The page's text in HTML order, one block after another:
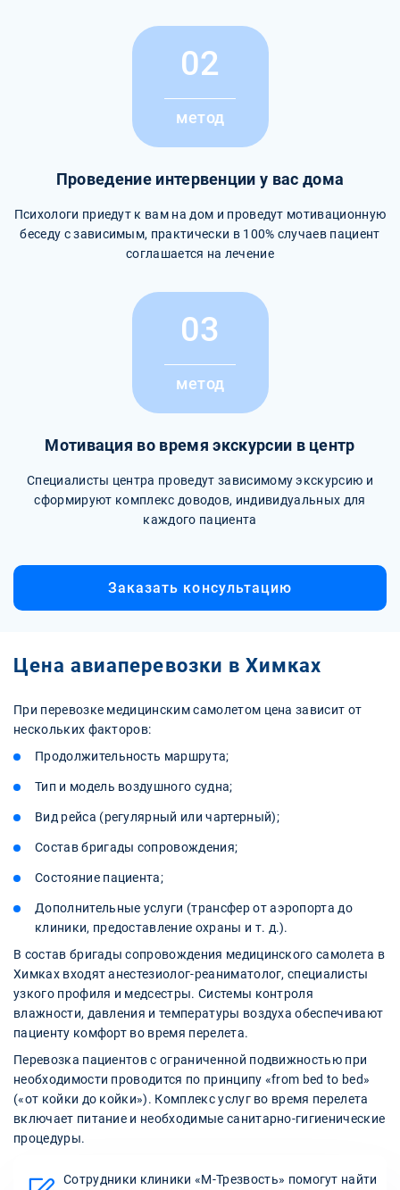
02
метод
Проведение интервенции у вас дома
Психологи приедут к вам на дом и проведут мотивационную
беседу с зависимым, практически в 100% случаев пациент
соглашается на лечение
03
метод
Мотивация во время экскурсии в центр
Специалисты центра проведут зависимому экскурсию и
сформируют комплекс доводов, индивидуальных для
каждого пациента
Заказать консультацию
Цена авиаперевозки в Химках
При перевозке медицинским самолетом цена зависит от
нескольких факторов:
Продолжительность маршрута;
Тип и модель воздушного судна;
Вид рейса (регулярный или чартерный);
Состав бригады сопровождения;
Состояние пациента;
Дополнительные услуги (трансфер от аэропорта до
клиники, предоставление охраны и т. д.).
В состав бригады сопровождения медицинского самолета в
Химках входят анестезиолог-реаниматолог, специалисты
узкого профиля и медсестры. Системы контроля
влажности, давления и температуры воздуха обеспечивают
пациенту комфорт во время перелета.
Перевозка пациентов с ограниченной подвижностью при
необходимости проводится по принципу «from bed to bed»
(«от койки до койки»). Комплекс услуг во время перелета
включает питание и необходимые санитарно-гигиенические
процедуры.
Сотрудники клиники «М-Трезвость» помогут найти